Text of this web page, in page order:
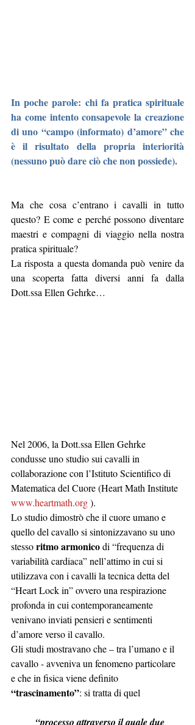
In poche parole: chi fa pratica spirituale
ha come intento consapevole la creazione
di uno “campo (informato) d’amore” che
è il risultato della propria interiorità
(nessuno può dare ciò che non possiede).
Ma che cosa c’entrano i cavalli in tutto
questo? E come e perché possono diventare
maestri e compagni di viaggio nella nostra
pratica spirituale?
La risposta a questa domanda può venire da
una scoperta fatta diversi anni fa dalla
Dott.ssa Ellen Gehrke…
Nel 2006, la Dott.ssa Ellen Gehrke
condusse uno studio sui cavalli in
collaborazione con l’Istituto Scientifico di
Matematica del Cuore (Heart Math Institute
www.heartmath.org ).
Lo studio dimostrò che il cuore umano e
quello del cavallo si sintonizzavano su uno
stesso ritmo armonico di “frequenza di
variabilità cardiaca” nell’attimo in cui si
utilizzava con i cavalli la tecnica detta del
“Heart Lock in” ovvero una respirazione
profonda in cui contemporaneamente
venivano inviati pensieri e sentimenti
d’amore verso il cavallo.
Gli studi mostravano che – tra l’umano e il
cavallo - avveniva un fenomeno particolare
e che in fisica viene definito
“trascinamento”: si tratta di quel
“processo attraverso il quale due